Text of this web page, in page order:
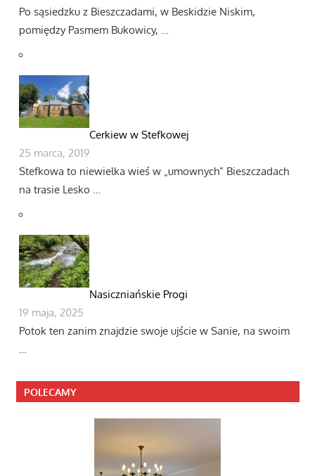
Po sąsiedzku z Bieszczadami, w Beskidzie Niskim,
pomiędzy Pasmem Bukowicy, …
Cerkiew w Stefkowej
25 marca, 2019
Stefkowa to niewielka wieś w „umownych” Bieszczadach
na trasie Lesko …
Nasiczniańskie Progi
19 maja, 2025
Potok ten zanim znajdzie swoje ujście w Sanie, na swoim
POLECAMY